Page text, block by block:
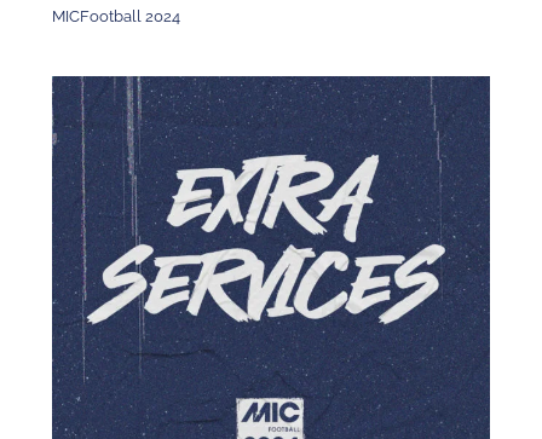
MICFootball 2024